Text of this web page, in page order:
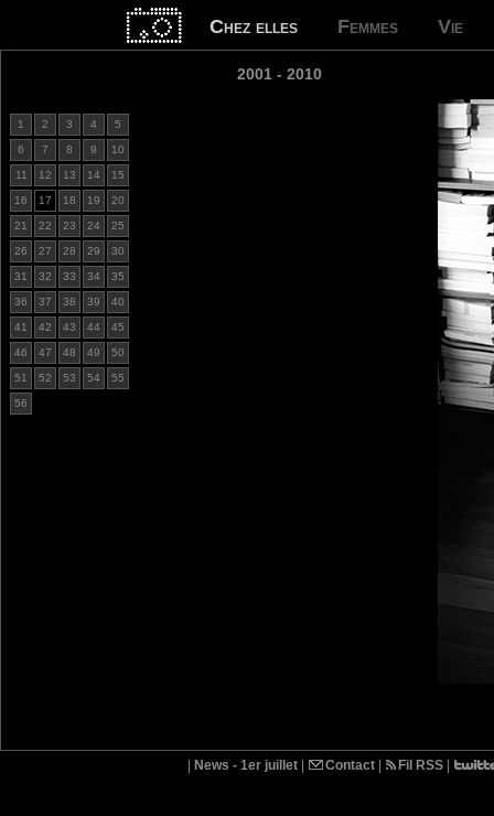
Chez elles Femmes Vie
2001 - 2010
1 2 3 4 5
6 7 8 9 10
11 12 13 14 15
16 17 18 19 20
21 22 23 24 25
26 27 28 29 30
31 32 33 34 35
36 37 38 39 40
41 42 43 44 45
46 47 48 49 50
51 52 53 54 55
56
News - 1er juillet Contact Fil RSS